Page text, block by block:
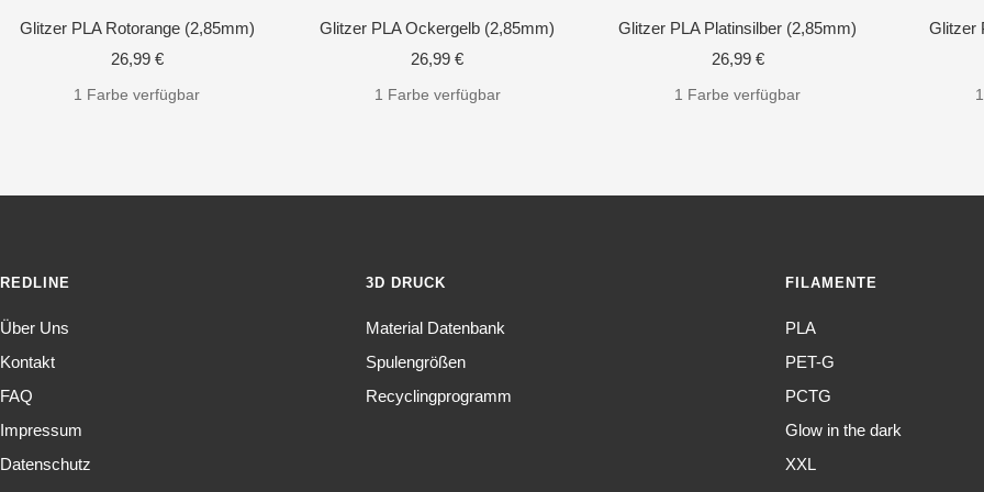
Glitzer PLA Rotorange (2,85mm)
Angebotspreis
26,99 €
1 Farbe verfügbar
Glitzer PLA Ockergelb (2,85mm)
Angebotspreis
26,99 €
1 Farbe verfügbar
Glitzer PLA Platinsilber (2,85mm)
Angebotspreis
26,99 €
1 Farbe verfügbar
Glitzer
REDLINE
Über Uns
Kontakt
FAQ
Impressum
Datenschutz
3D DRUCK
Material Datenbank
Spulengrößen
Recyclingprogramm
FILAMENTE
PLA
PET-G
PCTG
Glow in the dark
XXL